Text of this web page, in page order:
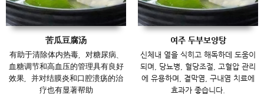
苦瓜豆腐汤
有助于清除体内热毒，对糖尿病、
血糖调节和高血压的管理具有良好
效果，并对结膜炎和口腔溃疡的治
疗也有显著帮助
여주 두부보양탕
신체내 열을 식히고 해독하데 도움이
되며, 당뇨병, 혈당조절, 고혈압 관리
에 유용하며, 결막염, 구내염 치료에
효과가 좋습니다.